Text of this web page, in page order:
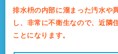
排水枡の内部に溜まった汚水や
し、非常に不衛生なので、近隣
ことになります。